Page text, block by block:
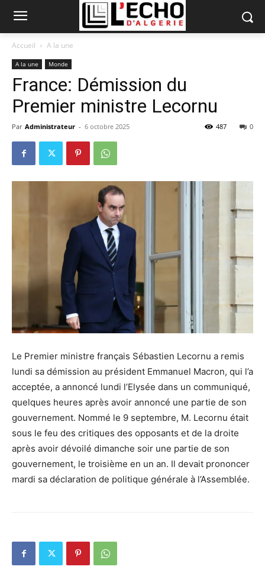
Accueil A la une
A la une Monde
France: Démission du
Premier ministre Lecornu
Par Administrateur - 6 octobre 2025 0
487
Le Premier ministre français Sébastien Lecornu a remis
lundi sa démission au président Emmanuel Macron, qui l’a
acceptée, a annoncé lundi l’Elysée dans un communiqué,
quelques heures après avoir annoncé une partie de son
gouvernement. Nommé le 9 septembre, M. Lecornu était
sous le feu des critiques des opposants et de la droite
après avoir dévoilé dimanche soir une partie de son
gouvernement, le troisième en un an. Il devait prononcer
mardi sa déclaration de politique générale à l’Assemblée.